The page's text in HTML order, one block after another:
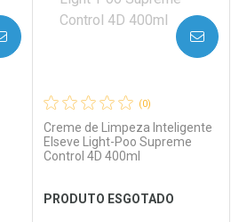
Ver Desconto Convênio
(0)
Creme de Limpeza Inteligente
Elseve Light-Poo Supreme
Control 4D 400ml
PRODUTO ESGOTADO
AVISE-ME